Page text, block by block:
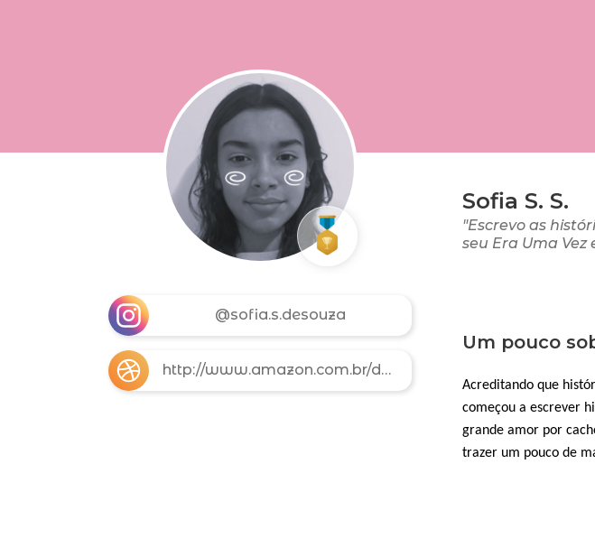
@sofia.s.desouza
http://www.amazon.com.br/dp/B0C83H64PP
Sofia S. S.
"Escrevo as
seu Era Uma Vez
Um pouco
Acreditando que
começou a escrever
grande amor por
trazer um pouco de